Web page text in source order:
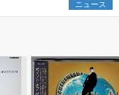
ニュース